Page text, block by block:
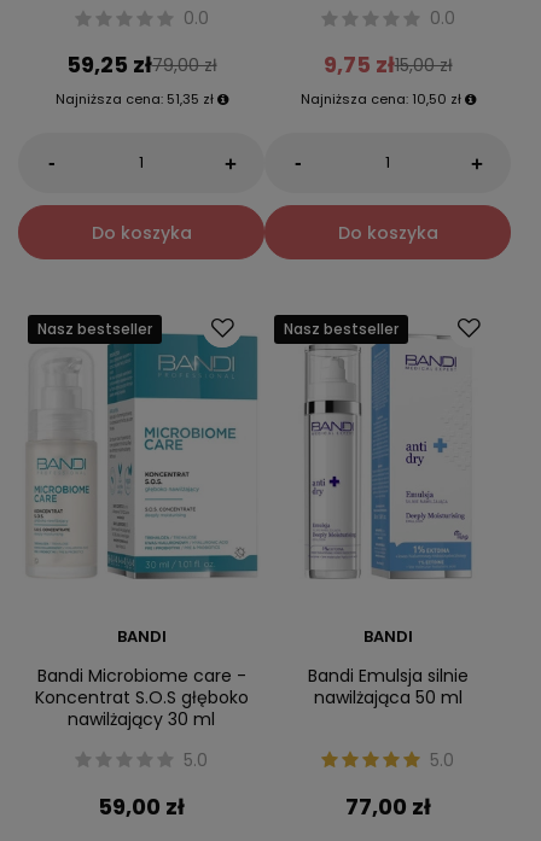
0.0
59,25 zł79,00 zł
Najniższa cena: 51,35 zł
- +
Do koszyka
0.0
9,75 zł15,00 zł
Najniższa cena: 10,50 zł
- +
Do koszyka
Nasz bestseller
BANDI
Bandi Microbiome care -
Koncentrat S.O.S głęboko
nawilżający 30 ml
5.0
59,00 zł
Nasz bestseller
BANDI
Bandi Emulsja silnie
nawilżająca 50 ml
5.0
77,00 zł